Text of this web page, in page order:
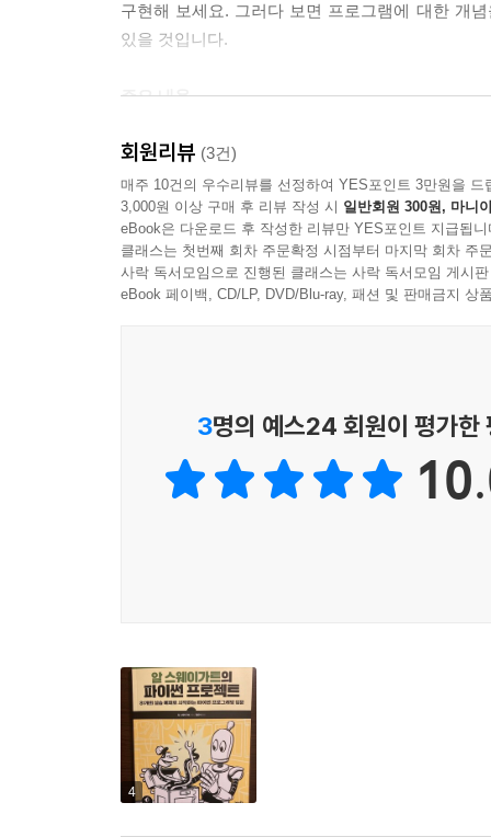
구현해 보세요. 그러다 보면 프로그램에 대한 개
있을 것입니다.
주요 내용
-행맨, 블랙잭 및 기타 게임으로 친구나 컴퓨터와의
-산불 모의실험, 주사위 백만 개 굴리기, 일본 주판
-가상 어항, 회전 큐브 및 돌아다니는 DVD 로고 화
-1인칭 3D 미로 게임
-ROT13 및 비즈네르와 같은 암호를 사용하여 텍
회원리뷰 (3건)
매주 10건의 우수리뷰를 선정하여 YES포인트 3만원을 드
3,000원 이상 구매 후 리뷰 작성 시 일반회원 300원, 마니
eBook은 다운로드 후 작성한 리뷰만 YES포인트 지급됩니
클래스는 첫번째 회차 주문확정 시점부터 마지막 회차 주
사락 독서모임으로 진행된 클래스는 사락 독서모임 게시
eBook 페이백, CD/LP, DVD/Blu-ray, 패션 및 판매금지 상
3명의 예스24 회원이 평가한
4